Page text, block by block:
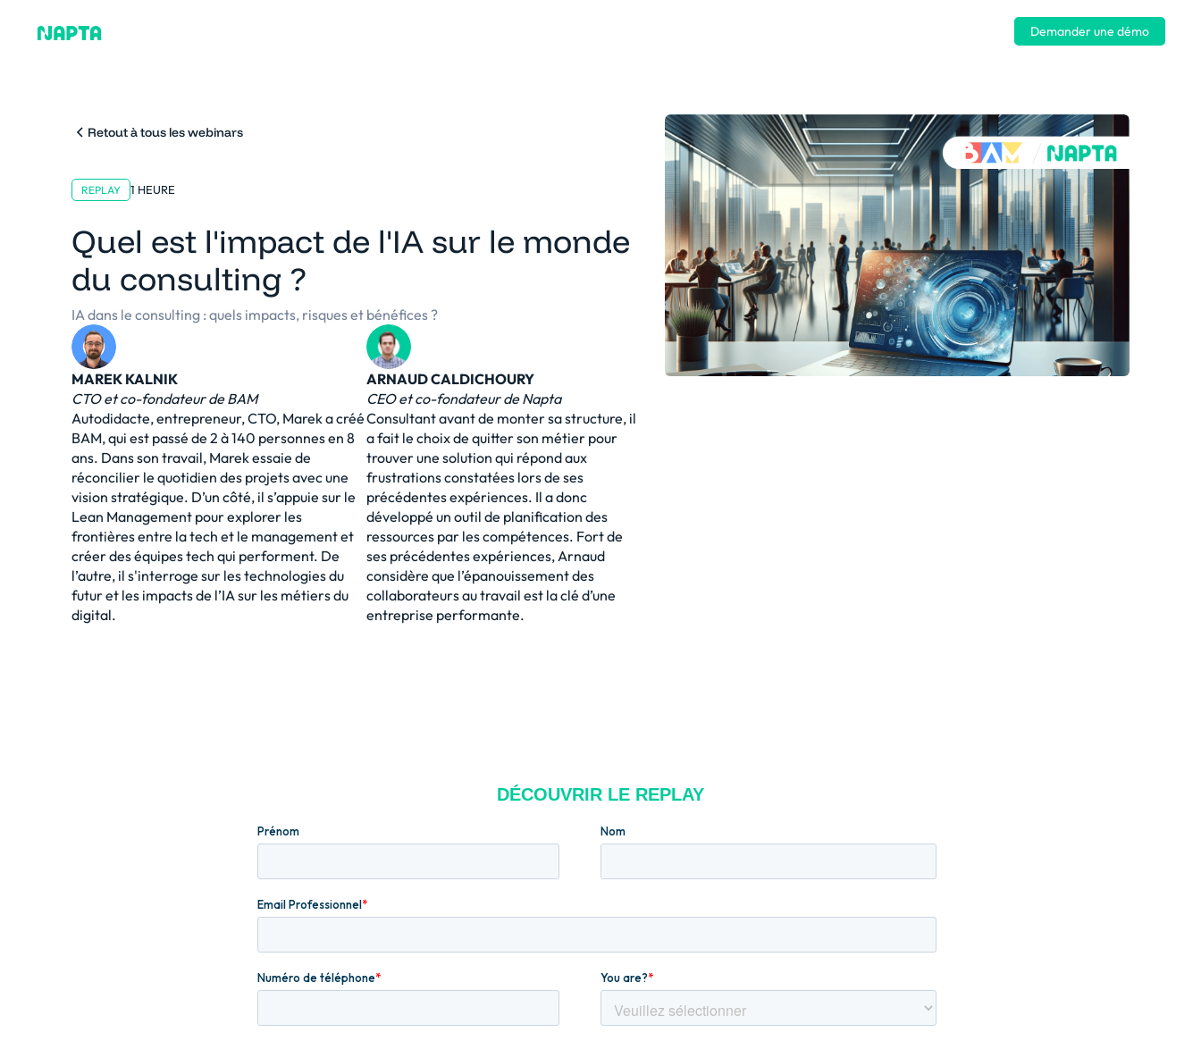
Demander une démo
Retout à tous les webinars
REPLAY 1 HEURE
Quel est l'impact de l'IA sur le monde
du consulting ?
IA dans le consulting : quels impacts, risques et bénéfices ?
MAREK KALNIK
CTO et co-fondateur de BAM
Autodidacte, entrepreneur, CTO, Marek a créé
BAM, qui est passé de 2 à 140 personnes en 8
ans. Dans son travail, Marek essaie de
réconcilier le quotidien des projets avec une
vision stratégique. D’un côté, il s’appuie sur le
Lean Management pour explorer les
frontières entre la tech et le management et
créer des équipes tech qui performent. De
l’autre, il s'interroge sur les technologies du
futur et les impacts de l’IA sur les métiers du
digital.
ARNAUD CALDICHOURY
CEO et co-fondateur de Napta
Consultant avant de monter sa structure, il
a fait le choix de quitter son métier pour
trouver une solution qui répond aux
frustrations constatées lors de ses
précédentes expériences. Il a donc
développé un outil de planification des
ressources par les compétences. Fort de
ses précédentes expériences, Arnaud
considère que l’épanouissement des
collaborateurs au travail est la clé d’une
entreprise performante.